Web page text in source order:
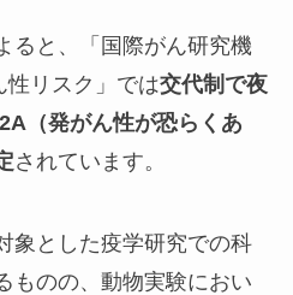
ると、「国際がん研究機
性リスク」では交代制で夜
（発がん性が恐らくあ
されています。
象とした疫学研究での科
ものの、動物実験におい